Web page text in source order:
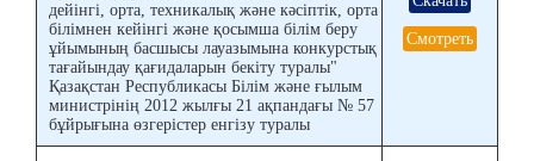
дейінгі, орта, техникалық және кәсіптік, орта
білімнен кейінгі және қосымша білім беру
ұйымының басшысы лауазымына конкурстық
тағайындау қағидаларын бекіту туралы"
Қазақстан Республикасы Білім және ғылым
министрінің 2012 жылғы 21 ақпандағы № 57
бұйрығына өзгерістер енгізу туралы
Смотреть